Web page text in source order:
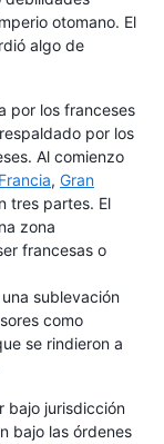
otomano. El
algo de
por los franceses
por los
Al comienzo
Francia, Gran
tres partes. El
zona
francesas o
sublevación
como
se rindieron a
bajo jurisdicción
bajo las órdenes